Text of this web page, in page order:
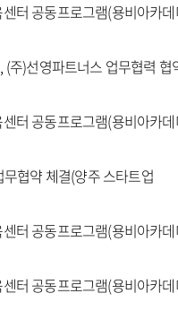
터 공동프로그램(용비아카
주)선영파트너스 업무협력 협
터 공동프로그램(용비아카
협약 체결(양주 스타트업
터 공동프로그램(용비아카
터 공동프로그램(용비아카